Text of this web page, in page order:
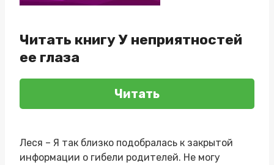
Читать книгу У неприятностей
ее глаза
Читать
Леся – Я так близко подобралась к закрытой
информации о гибели родителей. Не могу